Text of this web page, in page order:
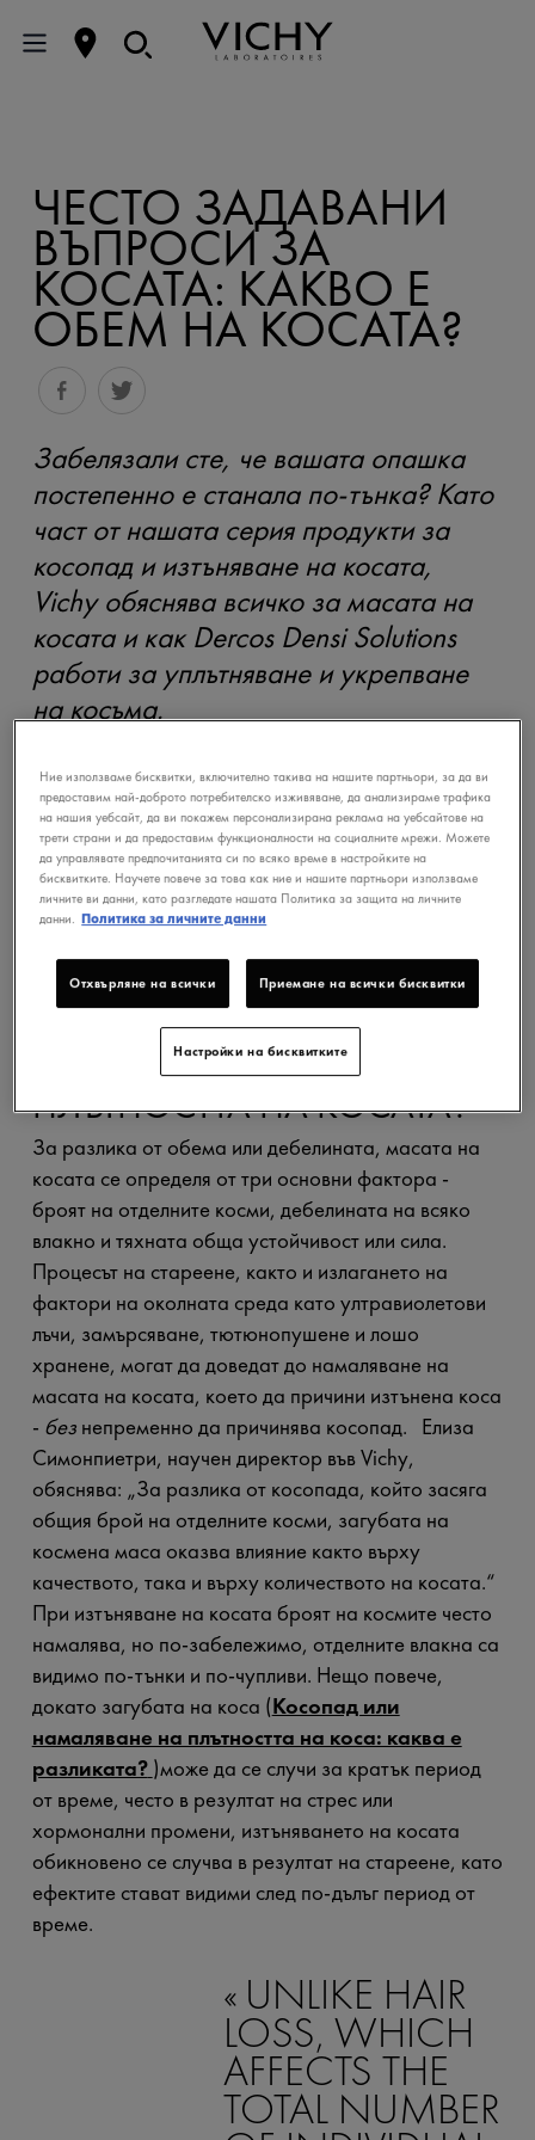
ЧЕСТО ЗАДАВАНИ
ВЪПРОСИ ЗА
КОСАТА: КАКВО Е
ОБЕМ НА КОСАТА?
Забелязали сте, че вашата опашка
постепенно е станала по-тънка? Като
част от нашата серия продукти за
косопад и изтъняване на косата,
Vichy обяснява всичко за масата на
косата и как Dercos Densi Solutions
работи за уплътняване и укрепване
на косъма.
КАКВО ПРЕДСТАВЛЯВА
ПЛЪТНОСТТА НА КОСАТА?
За разлика от обема или дебелината, масата на
косата се определя от три основни фактора -
броят на отделните косми, дебелината на всяко
влакно и тяхната обща устойчивост или сила.
Процесът на стареене, както и излагането на
фактори на околната среда като ултравиолетови
лъчи, замърсяване, тютюнопушене и лошо
хранене, могат да доведат до намаляване на
масата на косата, което да причини изтънена коса
- безнепременно да причинява косопад. Елиза
Симонпиетри, научен директор във Vichy,
обяснява: „За разлика от косопада, който засяга
общия брой на отделните косми, загубата на
космена маса оказва влияние както върху
качеството, така и върху количеството на косата.“
При изтъняване на косата броят на космите често
намалява, но по-забележимо, отделните влакна са
видимо по-тънки и по-чупливи. Нещо повече,
докато загубата на коса (Косопад или
намаляване на плътността на коса: каква е
разликата? )може да се случи за кратък период
от време, често в резултат на стрес или
хормонални промени, изтъняването на косата
обикновено се случва в резултат на стареене, като
ефектите стават видими след по-дълъг период от
време.
UNLIKE HAIR
LOSS, WHICH
AFFECTS THE
TOTAL NUMBER
Ние използваме бисквитки, включително такива на нашите партньори, за да ви
предоставим най-доброто потребителско изживяване, да анализираме трафика
на нашия уебсайт, да ви покажем персонализирана реклама на уебсайтове на
трети страни и да предоставим функционалности на социалните мрежи. Можете
да управлявате предпочитанията си по всяко време в настройките на
бисквитките. Научете повече за това как ние и нашите партньори използваме
личните ви данни, като разгледате нашата Политика за защита на личните
данни.
Политика за личните данни
Отхвърляне на всички Приемане на всички бисквитки
Настройки на бисквитките